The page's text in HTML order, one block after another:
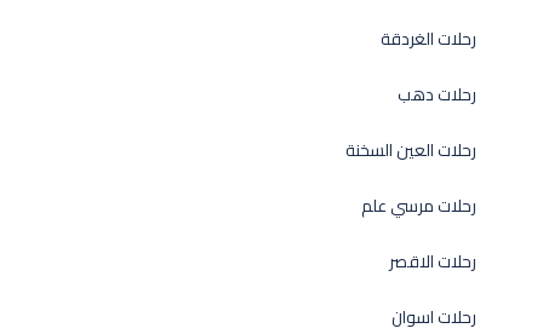
رحلات الغردقة
رحلات دهب
رحلات العين السخنة
رحلات مرسي علم
رحلات الاقصر
رحلات اسوان